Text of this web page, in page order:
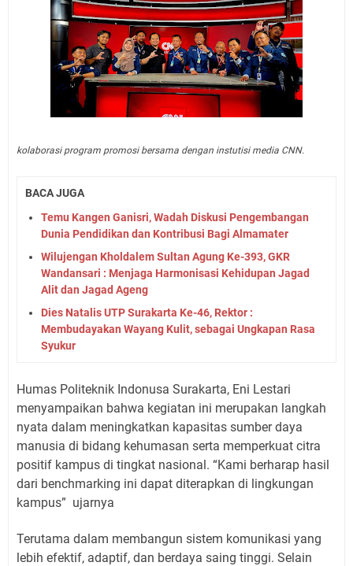
kolaborasi program promosi bersama dengan instutisi media CNN.
BACA JUGA
Temu Kangen Ganisri, Wadah Diskusi Pengembangan
Dunia Pendidikan dan Kontribusi Bagi Almamater
Wilujengan Kholdalem Sultan Agung Ke-393, GKR
Wandansari : Menjaga Harmonisasi Kehidupan Jagad
Alit dan Jagad Ageng
Dies Natalis UTP Surakarta Ke-46, Rektor :
Membudayakan Wayang Kulit, sebagai Ungkapan Rasa
Syukur
Humas Politeknik Indonusa Surakarta, Eni Lestari
menyampaikan bahwa kegiatan ini merupakan langkah
nyata dalam meningkatkan kapasitas sumber daya
manusia di bidang kehumasan serta memperkuat citra
positif kampus di tingkat nasional. “Kami berharap hasil
dari benchmarking ini dapat diterapkan di lingkungan
kampus” ujarnya
Terutama dalam membangun sistem komunikasi yang
lebih efektif, adaptif, dan berdaya saing tinggi. Selain